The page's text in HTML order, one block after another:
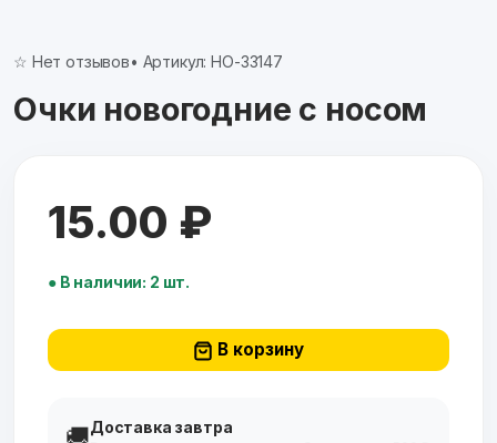
☆ Нет отзывов• Артикул: НО-33147
Очки новогодние с носом
15.00 ₽
● В наличии: 2 шт.
В корзину
🚚Доставка завтра